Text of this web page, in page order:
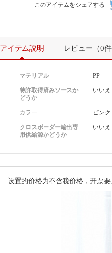
このアイテムをシェアする
アイテム説明 レビュー（0件
マテリアル PP
特許取得済みソースか
どうか
いいえ
カラー ピンク
クロスボーダー輸出専
用供給源かどうか
いいえ
设置的价格为不含税价格，开票要